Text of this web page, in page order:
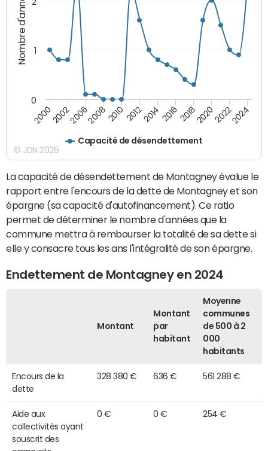
Nombre d'années
Capacité de désendettement
20002002200620082010 2012201420162018202020222024
0
1
© JDN 2026
La capacité de désendettement de Montagney évalue le
rapport entre l'encours de la dette de Montagney et son
épargne (sa capacité d'autofinancement). Ce ratio
permet de déterminer le nombre d'années que la
commune mettra à rembourser la totalité de sa dette si
elle y consacre tous les ans l'intégralité de son épargne.
Endettement de Montagney en 2024
Montant
Montant
par
habitant
Moyenne
communes
de 500 à 2
000
habitants
Encours de la
dette
328 380 € 636 € 561 288 €
Aide aux
collectivités ayant
souscrit des
0 € 0 € 254 €